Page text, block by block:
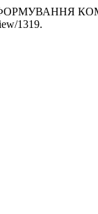
ФОРМУВАННЯ
1319.